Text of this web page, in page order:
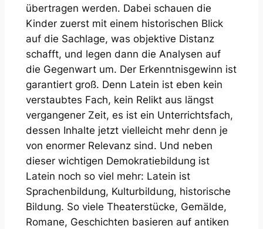
übertragen werden. Dabei schauen die
Kinder zuerst mit einem historischen Blick
auf die Sachlage, was objektive Distanz
schafft, und legen dann die Analysen auf
die Gegenwart um. Der Erkenntnisgewinn ist
garantiert groß. Denn Latein ist eben kein
verstaubtes Fach, kein Relikt aus längst
vergangener Zeit, es ist ein Unterrichtsfach,
dessen Inhalte jetzt vielleicht mehr denn je
von enormer Relevanz sind. Und neben
dieser wichtigen Demokratiebildung ist
Latein noch so viel mehr: Latein ist
Sprachenbildung, Kulturbildung, historische
Bildung. So viele Theaterstücke, Gemälde,
Romane, Geschichten basieren auf antiken